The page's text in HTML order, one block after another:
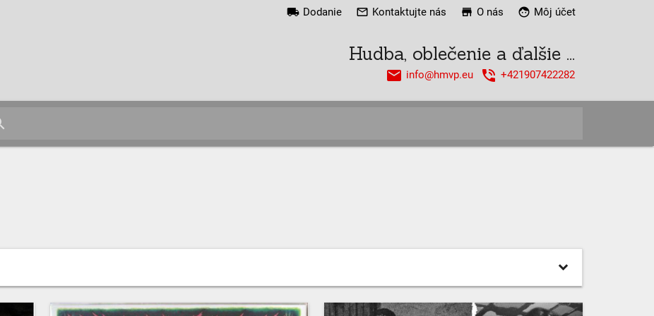
local_shipping Dodanie mail_outline Kontaktujte nás store O nás face Môj účet
Hudba, oblečenie a ďalšie ...
info@hmvp.eu
email +421907422282
phone_in_talk